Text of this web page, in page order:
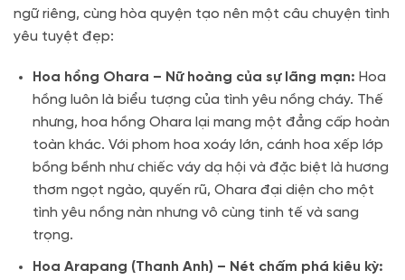
ngữ riêng, cùng hòa quyện tạo nên một câu chuyện tình
yêu tuyệt đẹp:
Hoa hồng Ohara – Nữ hoàng của sự lãng mạn: Hoa
hồng luôn là biểu tượng của tình yêu nồng cháy. Thế
nhưng, hoa hồng Ohara lại mang một đẳng cấp hoàn
toàn khác. Với phom hoa xoáy lớn, cánh hoa xếp lớp
bồng bềnh như chiếc váy dạ hội và đặc biệt là hương
thơm ngọt ngào, quyến rũ, Ohara đại diện cho một
tình yêu nồng nàn nhưng vô cùng tinh tế và sang
trọng.
Hoa Arapang (Thanh Anh) – Nét chấm phá kiêu kỳ: